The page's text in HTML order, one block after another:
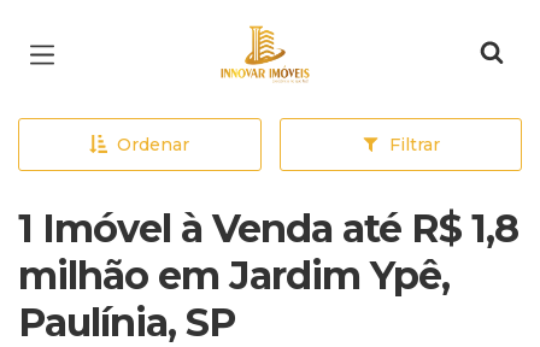
Página inicial
Ordenar Filtrar
1 Imóvel à Venda até R$ 1,8
milhão em Jardim Ypê,
Paulínia, SP